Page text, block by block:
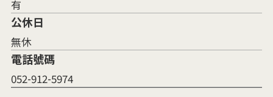
有
公休日
無休
電話號碼
052-912-5974